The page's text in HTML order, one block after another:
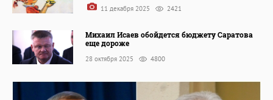
11 декабря 2025 2421
Михаил Исаев обойдется бюджету Саратова
еще дороже
28 октября 2025 4800